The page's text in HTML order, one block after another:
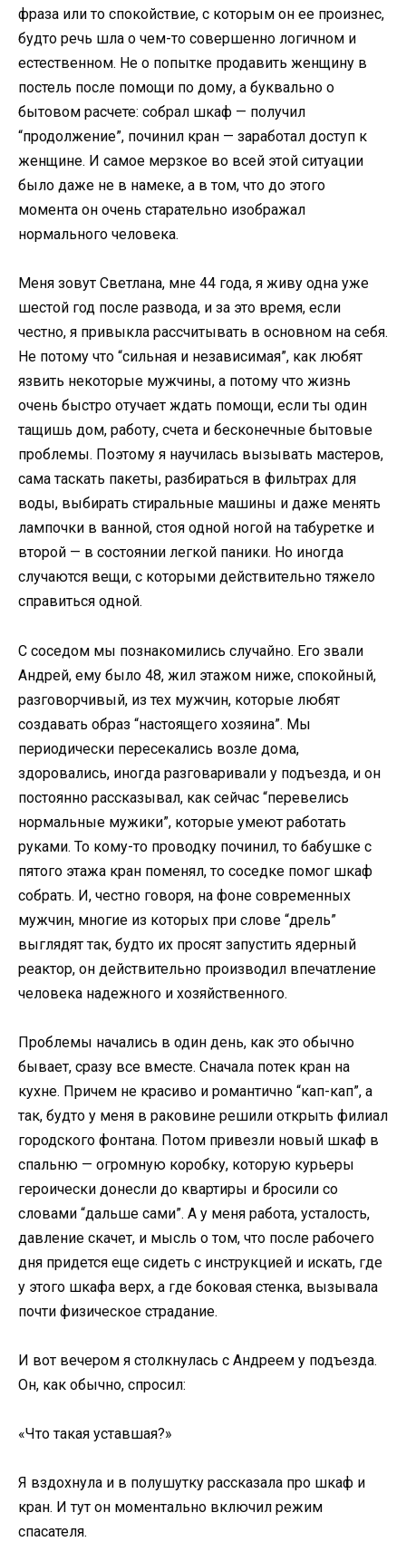
фраза или то спокойствие, с которым он ее произнес,
будто речь шла о чем-то совершенно логичном и
естественном. Не о попытке продавить женщину в
постель после помощи по дому, а буквально о
бытовом расчете: собрал шкаф — получил
“продолжение”, починил кран — заработал доступ к
женщине. И самое мерзкое во всей этой ситуации
было даже не в намеке, а в том, что до этого
момента он очень старательно изображал
нормального человека.
Меня зовут Светлана, мне 44 года, я живу одна уже
шестой год после развода, и за это время, если
честно, я привыкла рассчитывать в основном на себя.
Не потому что “сильная и независимая”, как любят
язвить некоторые мужчины, а потому что жизнь
очень быстро отучает ждать помощи, если ты один
тащишь дом, работу, счета и бесконечные бытовые
проблемы. Поэтому я научилась вызывать мастеров,
сама таскать пакеты, разбираться в фильтрах для
воды, выбирать стиральные машины и даже менять
лампочки в ванной, стоя одной ногой на табуретке и
второй — в состоянии легкой паники. Но иногда
случаются вещи, с которыми действительно тяжело
справиться одной.
С соседом мы познакомились случайно. Его звали
Андрей, ему было 48, жил этажом ниже, спокойный,
разговорчивый, из тех мужчин, которые любят
создавать образ “настоящего хозяина”. Мы
периодически пересекались возле дома,
здоровались, иногда разговаривали у подъезда, и он
постоянно рассказывал, как сейчас “перевелись
нормальные мужики”, которые умеют работать
руками. То кому-то проводку починил, то бабушке с
пятого этажа кран поменял, то соседке помог шкаф
собрать. И, честно говоря, на фоне современных
мужчин, многие из которых при слове “дрель”
выглядят так, будто их просят запустить ядерный
реактор, он действительно производил впечатление
человека надежного и хозяйственного.
Проблемы начались в один день, как это обычно
бывает, сразу все вместе. Сначала потек кран на
кухне. Причем не красиво и романтично “кап-кап”, а
так, будто у меня в раковине решили открыть филиал
городского фонтана. Потом привезли новый шкаф в
спальню — огромную коробку, которую курьеры
героически донесли до квартиры и бросили со
словами “дальше сами”. А у меня работа, усталость,
давление скачет, и мысль о том, что после рабочего
дня придется еще сидеть с инструкцией и искать, где
у этого шкафа верх, а где боковая стенка, вызывала
почти физическое страдание.
И вот вечером я столкнулась с Андреем у подъезда.
Он, как обычно, спросил:
«Что такая уставшая?»
Я вздохнула и в полушутку рассказала про шкаф и
кран. И тут он моментально включил режим
спасателя.